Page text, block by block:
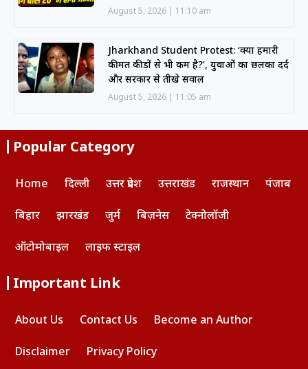
August 5, 2026 11:10 am
Jharkhand Student Protest: ‘क्या हमारी
कीमत कीड़ों से भी कम है?’, युवाओं का छलका दर्द
और सरकार से तीखे सवाल
August 5, 2026 11:05 am
Popular Category
Home दिल्ली उत्तर प्रदेश उत्तराखंड राजस्थान पंजाब
बिहार झारखंड जुर्म बिज़नेस टेक्नोलॉजी
ऑटोमोबाइल लाइफ स्टाइल
Important Link
About Us Contact Us Become an Author
Disclaimer Privacy Policy